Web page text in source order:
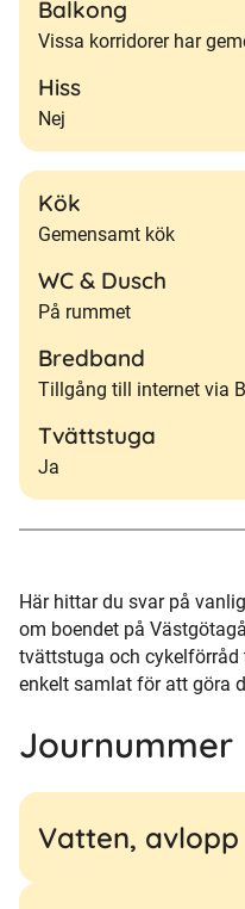
Balkong
Vissa korridorer har
Hiss
Nej
Kök
Gemensamt kök
WC & Dusch
På rummet
Bredband
Tillgång till internet via
Tvättstuga
Ja
Här hittar du svar på
om boendet på
tvättstuga och cykelförråd
enkelt samlat för att göra
Journummer
Vatten, avlopp